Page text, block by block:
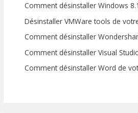
Comment désinstaller Windows
Désinstaller VMWare tools de
Comment désinstaller
Comment désinstaller Visual
Comment désinstaller Word de